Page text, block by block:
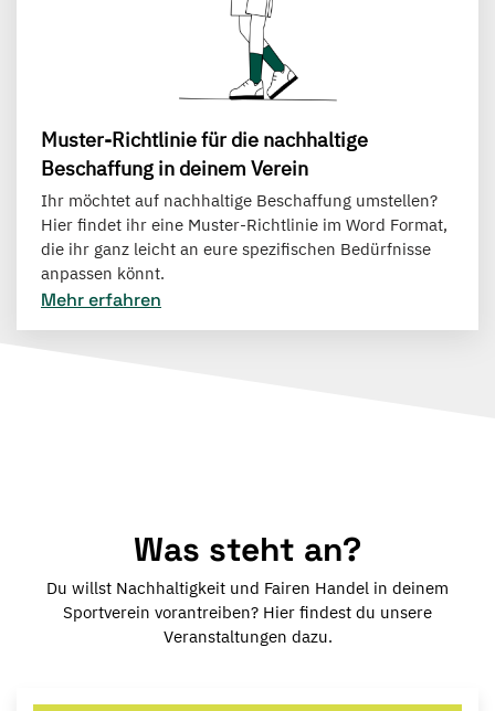
Muster-Richtlinie für die nachhaltige
Beschaffung in deinem Verein
Ihr möchtet auf nachhaltige Beschaffung umstellen?
Hier findet ihr eine Muster-Richtlinie im Word Format,
die ihr ganz leicht an eure spezifischen Bedürfnisse
anpassen könnt.
Mehr erfahren
Was steht an?
Du willst Nachhaltigkeit und Fairen Handel in deinem
Sportverein vorantreiben? Hier findest du unsere
Veranstaltungen dazu.